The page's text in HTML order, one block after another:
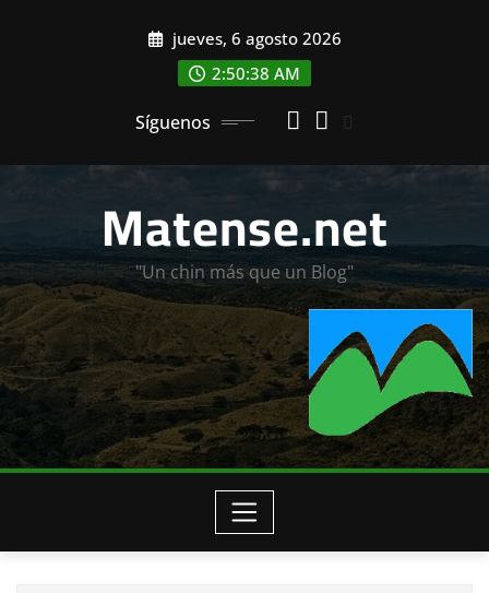
jueves, 6 agosto 2026
2:50:40 AM
Síguenos
Matense.net
"Un chin más que un Blog"